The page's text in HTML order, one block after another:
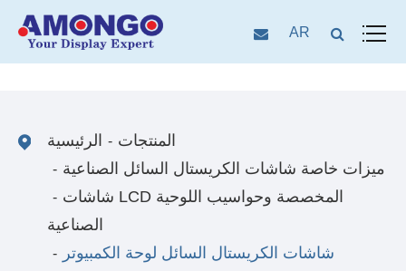
AR
الرئيسية
المنتجات
ميزات خاصة شاشات الكريستال السائل الصناعية
شاشات LCD المخصصة وحواسيب اللوحية
الصناعية
شاشات الكريستال السائل لوحة الكمبيوتر